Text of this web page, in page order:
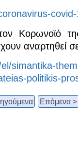
Κορωνοϊό
αναρτηθεί
simantika-
politikis-
Επόμενα >